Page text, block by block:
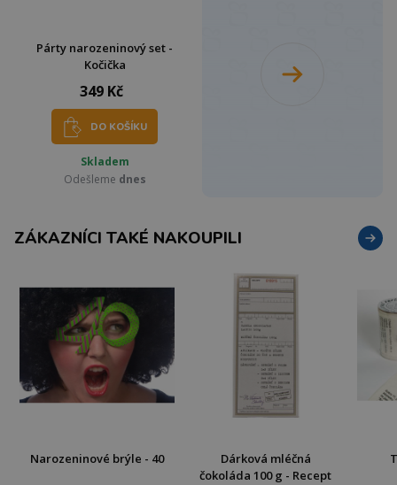
Párty narozeninový set -
Kočička
349 Kč
DO KOŠÍKU
Skladem
Odešleme dnes
ZÁKAZNÍCI TAKÉ NAKOUPILI
Narozeninové brýle - 40
Dárková mléčná
čokoláda 100 g - Recept